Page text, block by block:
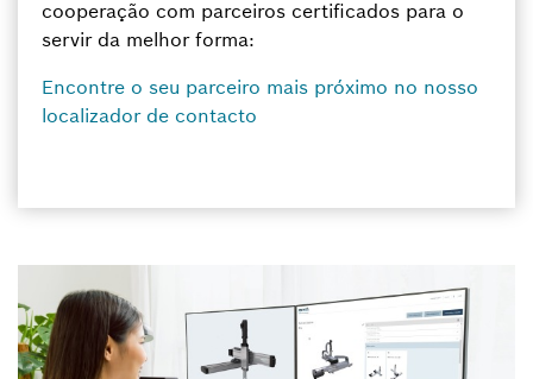
cooperação com parceiros certificados para o
servir da melhor forma:
Encontre o seu parceiro mais próximo no nosso
localizador de contacto